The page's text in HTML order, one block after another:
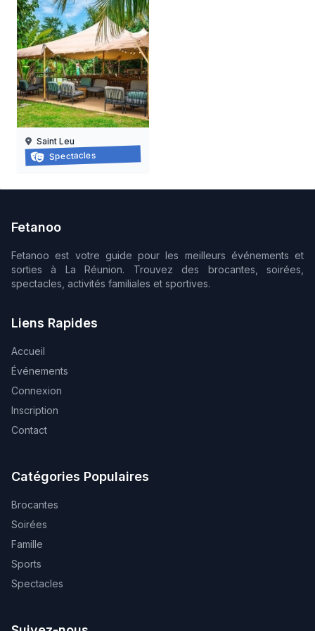
Cabaret d’impro
07/11/2026
Saint Leu
Spectacles
Fetanoo
Fetanoo est votre guide pour les meilleurs événements et
sorties à La Réunion. Trouvez des brocantes, soirées,
spectacles, activités familiales et sportives.
Liens Rapides
Accueil
Événements
Connexion
Inscription
Contact
Catégories Populaires
Brocantes
Soirées
Famille
Sports
Spectacles